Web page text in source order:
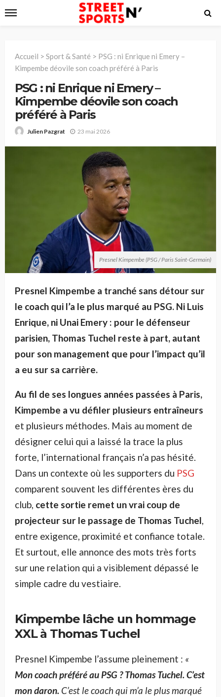
Accueil > Sport & Santé > PSG : ni Enrique ni Emery –
Kimpembe déovile son coach préféré à Paris
PSG : ni Enrique ni Emery –
Kimpembe déovile son coach
préféré à Paris
Julien Pazgrat 23 mai 2026
Presnel Kimpembe (PSG / Paris Saint-Germain)
Presnel Kimpembe a tranché sans détour sur
le coach qui l’a le plus marqué au PSG. Ni Luis
Enrique, ni Unai Emery : pour le défenseur
parisien, Thomas Tuchel reste à part, autant
pour son management que pour l’impact qu’il
a eu sur sa carrière.
Au fil de ses longues années passées à Paris,
Kimpembe a vu défiler plusieurs entraîneurs
et plusieurs méthodes. Mais au moment de
désigner celui qui a laissé la trace la plus
forte, l’international français n’a pas hésité.
Dans un contexte où les supporters du PSG
comparent souvent les différentes ères du
club, cette sortie remet un vrai coup de
projecteur sur le passage de Thomas Tuchel,
entre exigence, proximité et confiance totale.
Et surtout, elle annonce des mots très forts
sur une relation qui a visiblement dépassé le
simple cadre du vestiaire.
Kimpembe lâche un hommage
XXL à Thomas Tuchel
Presnel Kimpembe l’assume pleinement : «
Mon coach préféré au PSG ? Thomas Tuchel. C’est
mon daron. C’est le coach qui m’a le plus marqué